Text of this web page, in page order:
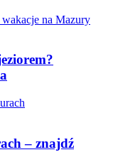
– znajdź